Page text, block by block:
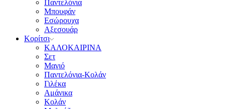
Παντελόνια
Μπουφάν
Εσώρουχα
Αξεσουάρ
Κορίτσι
ΚΑΛΟΚΑΙΡΙΝΑ
Σετ
Μαγιό
Παντελόνια-Κολάν
Γιλέκα
Αμάνικα
Κολάν